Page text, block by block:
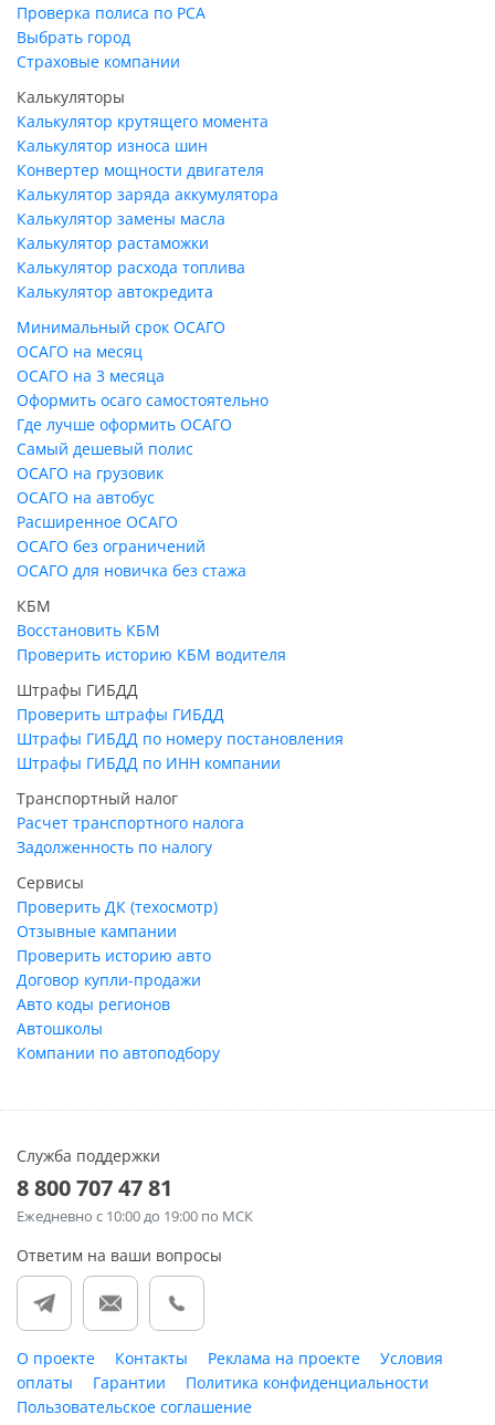
Проверка полиса по РСА
Выбрать город
Страховые компании
Калькуляторы
Калькулятор крутящего момента
Калькулятор износа шин
Конвертер мощности двигателя
Калькулятор заряда аккумулятора
Калькулятор замены масла
Калькулятор растаможки
Калькулятор расхода топлива
Калькулятор автокредита
Минимальный срок ОСАГО
ОСАГО на месяц
ОСАГО на 3 месяца
Оформить осаго самостоятельно
Где лучше оформить ОСАГО
Самый дешевый полис
ОСАГО на грузовик
ОСАГО на автобус
Расширенное ОСАГО
ОСАГО без ограничений
ОСАГО для новичка без стажа
КБМ
Восстановить КБМ
Проверить историю КБМ водителя
Штрафы ГИБДД
Проверить штрафы ГИБДД
Штрафы ГИБДД по номеру постановления
Штрафы ГИБДД по ИНН компании
Транспортный налог
Расчет транспортного налога
Задолженность по налогу
Сервисы
Проверить ДК (техосмотр)
Отзывные кампании
Проверить историю авто
Договор купли-продажи
Авто коды регионов
Автошколы
Компании по автоподбору
Служба поддержки
8 800 707 47 81
Ежедневно с 10:00 до 19:00 по МСК
Ответим на ваши вопросы
О проекте Контакты Реклама на проекте
Условия
оплаты
Гарантии
Политика конфиденциальности
Пользовательское соглашение